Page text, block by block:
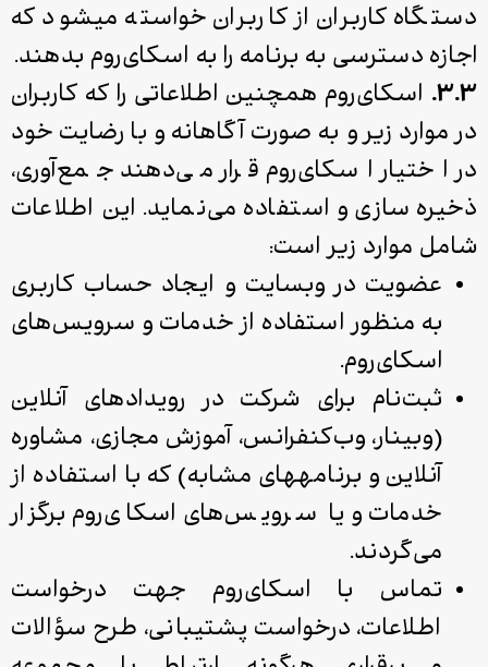
دستگاه کاربران از کاربران خواسته می­شود که
اجازه دسترسی به برنامه را به اسکای‌روم بدهند.
۳.۳. اسکای‌روم همچنین اطلاعاتی را که کاربران
در موارد زیر و به ‌صورت آگاهانه و با رضایت خود
در اختیار اسکای‌روم قرار می‌دهند جمع‌آوری،
ذخیره ‌سازی و استفاده می‌نماید. این اطلاعات
شامل موارد زیر است:
عضویت در وب­سایت و ایجاد حساب کاربری
به منظور استفاده از خدمات و سرویس‌های
اسکای‌روم.
ثبت‌نام برای شرکت در رویدادهای آنلاین
(وبینار، وب‌کنفرانس، آموزش مجازی، مشاوره
آنلاین و برنامه­های مشابه) که با استفاده از
خدمات و یا سرویس‌های اسکای‌روم برگزار
می‌گردند.
تماس با اسکای‌روم جهت درخواست
اطلاعات، درخواست پشتیبانی، طرح سؤالات